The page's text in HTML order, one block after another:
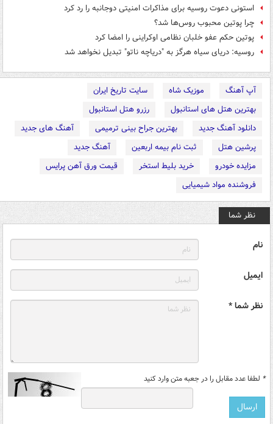
استونی دعوت روسیه برای مذاکرات امنیتی دوجانبه را رد کرد
چرا پوتین محبوب روس‌ها شد؟
پوتین حکم عفو خلبان نظامی اوکراینی را امضا کرد
روسیه: دریای سیاه هرگز به "دریاچه ناتو" تبدیل نخواهد شد
آپ آهنگ موزیک شاه
سایت تاریخ ایران
بهترین هتل های استانبول
رزرو هتل استانبول
دانلود آهنگ جدید
بهترین جراح بینی ترمیمی
آهنگ های جدید
پرشین هتل
ثبت نام بیمه اربعین
آهنگ جدید
مزایده خودرو
خرید بلیط استخر
قیمت ورق آهن پرایس
فروشنده مواد شیمیایی
نظر شما
نام
ایمیل
نظر شما *
* لطفا عدد مقابل را در جعبه متن وارد کنید